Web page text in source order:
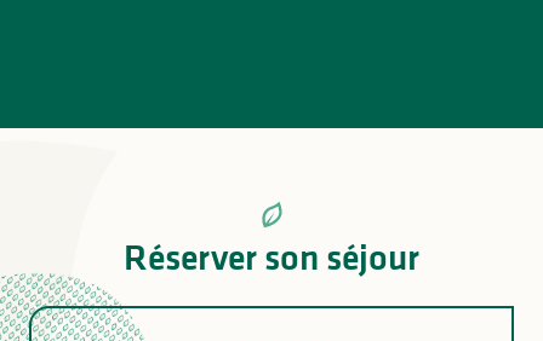
Réserver son séjour